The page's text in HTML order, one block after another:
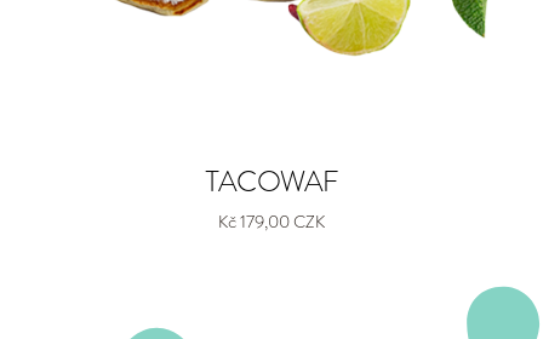
TACOWAF
Kč 179,00 CZK